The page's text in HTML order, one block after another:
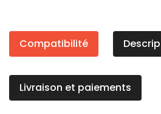
Compatibilité
Livraison et paiements